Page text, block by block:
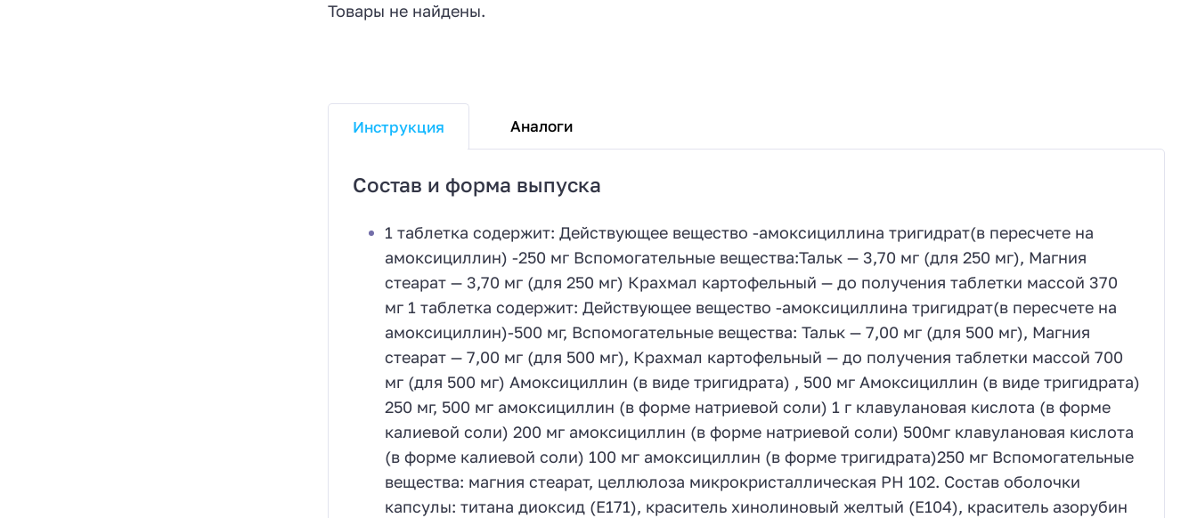
Товары не найдены.
Инструкция Аналоги
Состав и форма выпуска
1 таблетка содержит: Действующее вещество -амоксициллина тригидрат(в пересчете на
амоксициллин) -250 мг Вспомогательные вещества:Тальк — 3,70 мг (для 250 мг), Магния
стеарат — 3,70 мг (для 250 мг) Крахмал картофельный — до получения таблетки массой 370
мг 1 таблетка содержит: Действующее вещество -амоксициллина тригидрат(в пересчете на
амоксициллин)-500 мг, Вспомогательные вещества: Тальк — 7,00 мг (для 500 мг), Магния
стеарат — 7,00 мг (для 500 мг), Крахмал картофельный — до получения таблетки массой 700
мг (для 500 мг) Амоксициллин (в виде тригидрата) , 500 мг Амоксициллин (в виде тригидрата)
250 мг, 500 мг амоксициллин (в форме натриевой соли) 1 г клавулановая кислота (в форме
калиевой соли) 200 мг амоксициллин (в форме натриевой соли) 500мг клавулановая кислота
(в форме калиевой соли) 100 мг амоксициллин (в форме тригидрата)250 мг Вспомогательные
вещества: магния стеарат, целлюлоза микрокристаллическая РН 102. Состав оболочки
капсулы: титана диоксид (Е171), краситель хинолиновый желтый (Е104), краситель азорубин